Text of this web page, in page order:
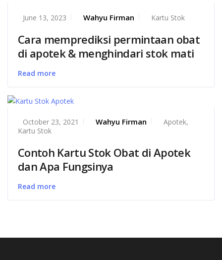
June 13, 2023 Wahyu Firman Kartu Stok
Cara memprediksi permintaan obat
di apotek & menghindari stok mati
Read more
October 23, 2021 Wahyu Firman Apotek,
Kartu Stok
Contoh Kartu Stok Obat di Apotek
dan Apa Fungsinya
Read more